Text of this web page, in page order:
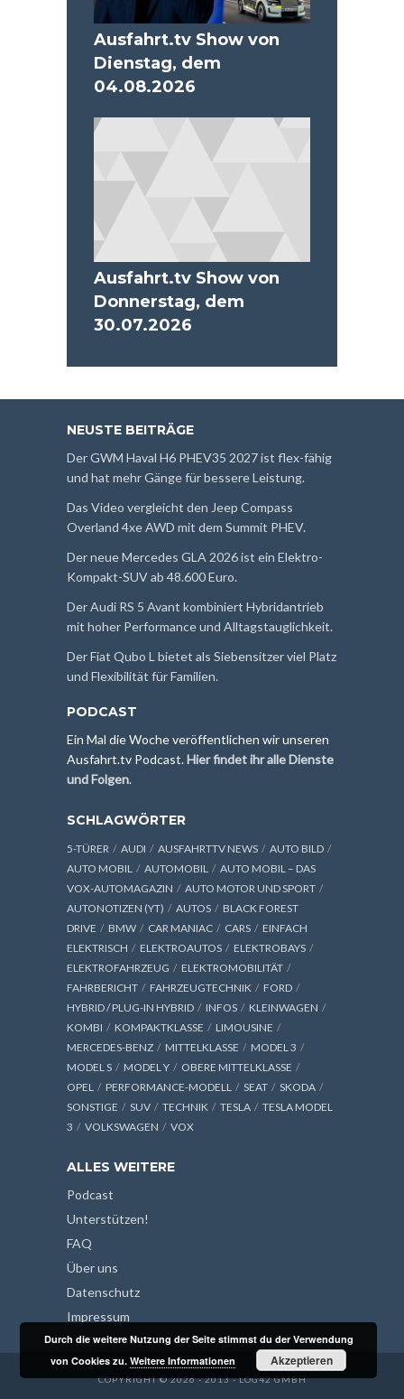
Ausfahrt.tv Show von
Dienstag, dem
04.08.2026
Ausfahrt.tv Show von
Donnerstag, dem
30.07.2026
NEUSTE BEITRÄGE
Der GWM Haval H6 PHEV35 2027 ist flex-fähig
und hat mehr Gänge für bessere Leistung.
Das Video vergleicht den Jeep Compass
Overland 4xe AWD mit dem Summit PHEV.
Der neue Mercedes GLA 2026 ist ein Elektro-
Kompakt-SUV ab 48.600 Euro.
Der Audi RS 5 Avant kombiniert Hybridantrieb
mit hoher Performance und Alltagstauglichkeit.
Der Fiat Qubo L bietet als Siebensitzer viel Platz
und Flexibilität für Familien.
PODCAST
Ein Mal die Woche veröffentlichen wir unseren
Ausfahrt.tv Podcast.Hier findet ihr alle Dienste
und Folgen.
SCHLAGWÖRTER
5-TÜRER AUDI AUSFAHRTTV NEWS
AUTO BILD
AUTO MOBIL
AUTOMOBIL
AUTO MOBIL – DAS
VOX-AUTOMAGAZIN
AUTO MOTOR UND SPORT
AUTONOTIZEN (YT)
AUTOS
BLACK FOREST
DRIVE
BMW CAR MANIAC CARS
EINFACH
ELEKTRISCH
ELEKTROAUTOS
ELEKTROBAYS
ELEKTROFAHRZEUG
ELEKTROMOBILITÄT
FAHRBERICHT
FAHRZEUGTECHNIK
FORD
HYBRID / PLUG-IN HYBRID
INFOS
KLEINWAGEN
KOMBI
KOMPAKTKLASSE
LIMOUSINE
MERCEDES-BENZ
MITTELKLASSE
MODEL 3
MODEL S
MODEL Y
OBERE MITTELKLASSE
OPEL
PERFORMANCE-MODELL SEAT
SKODA
SONSTIGE
SUV TECHNIK TESLA
TESLA MODEL
3
VOLKSWAGEN VOX
ALLES WEITERE
Podcast
Unterstützen!
FAQ
Über uns
Datenschutz
Impressum
COPYRIGHT © 2026 - 2013 - LOG42 GMBH
Durch die weitere Nutzung der Seite stimmst du der Verwendung
von Cookies zu.Weitere Informationen Akzeptieren